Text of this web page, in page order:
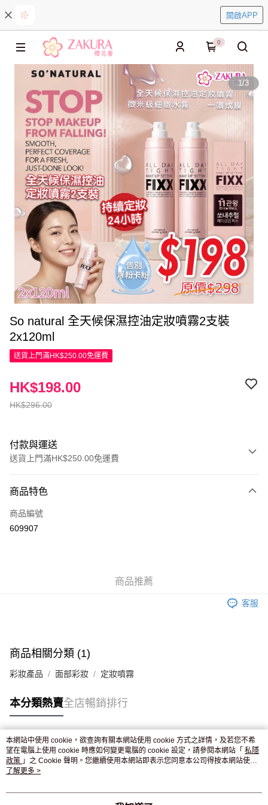
開啟APP
0
1/3
So natural 全天候保濕控油定妝噴霧2支裝
2x120ml
送貨上門滿HK$250.00免運費
HK$296.00
HK$198.00
付款與運送
送貨上門滿HK$250.00免運費
信用卡
Apple Pay
付款後門市自取，訂單確認後2-4個工作天到店，7天內取。逾期後
商品特色
商品編號
609907
商品推薦
客服
商品相關分類 (1)
彩妝產品 面部彩妝 定妝噴霧
本分類熱賣全店暢銷排行
熱門標籤
熱銷排行
本網站中使用 cookie，欲查詢有關本網站使用 cookie 方式之詳情，及若您不希
望在電腦上使用 cookie 時應如何變更電腦的 cookie 設定，請參閱本網站「 私隱
政策 」之 Cookie 聲明。您繼續使用本網站即表示您同意本公司得按本網站使用
條款之 Cookie 聲明使用 cookie。
了解更多 >